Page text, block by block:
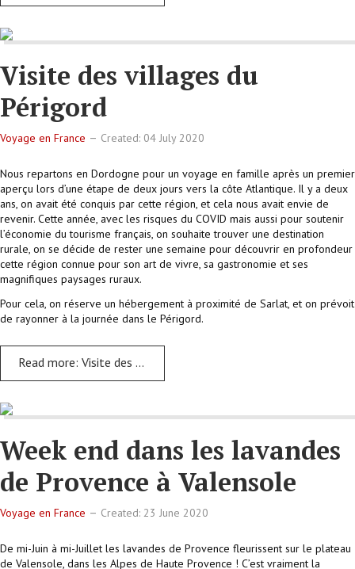
Visite des villages du
Périgord
Voyage en France Created: 04 July 2020
Nous repartons en Dordogne pour un voyage en famille après un premier
aperçu lors d’une étape de deux jours vers la côte Atlantique. Il y a deux
ans, on avait été conquis par cette région, et cela nous avait envie de
revenir. Cette année, avec les risques du COVID mais aussi pour soutenir
l’économie du tourisme français, on souhaite trouver une destination
rurale, on se décide de rester une semaine pour découvrir en profondeur
cette région connue pour son art de vivre, sa gastronomie et ses
magnifiques paysages ruraux.
Pour cela, on réserve un hébergement à proximité de Sarlat, et on prévoit
de rayonner à la journée dans le Périgord.
Read more: Visite des villages du Périgord
Week end dans les lavandes
de Provence à Valensole
Voyage en France Created: 23 June 2020
De mi-Juin à mi-Juillet les lavandes de Provence fleurissent sur le plateau
de Valensole, dans les Alpes de Haute Provence ! C’est vraiment la